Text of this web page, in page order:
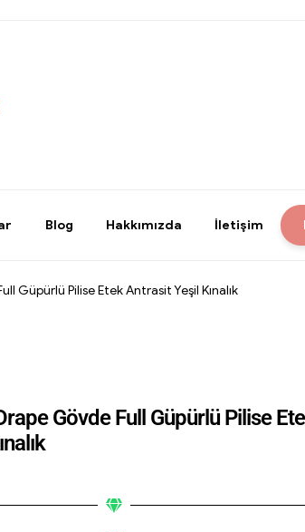
Blog Hakkımızda İletişim
Güpürlü Pilise Etek Antrasit Yeşil Kınalık
Gövde Full Güpürlü Pilise